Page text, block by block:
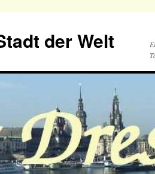
der Welt